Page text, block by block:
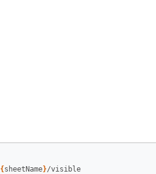
{ sheetName}/visible